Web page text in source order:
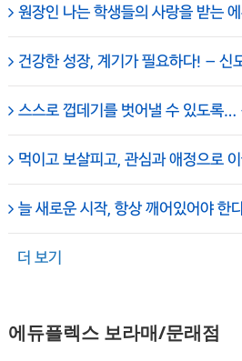
더 보기
에듀플렉스 보라매/문래점